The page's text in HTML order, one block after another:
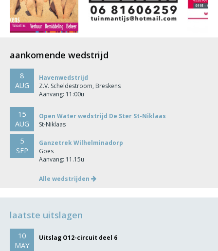
aankomende wedstrijd
8
AUG
Havenwedstrijd
Z.V. Scheldestroom, Breskens
Aanvang: 11:00u
15
AUG
Open Water wedstrijd De Ster St-Niklaas
St-Niklaas
5
SEP
Ganzetrek Wilhelminadorp
Goes
Aanvang: 11.15u
Alle wedstrijden
laatste uitslagen
10
MAY
Uitslag O12-circuit deel 6